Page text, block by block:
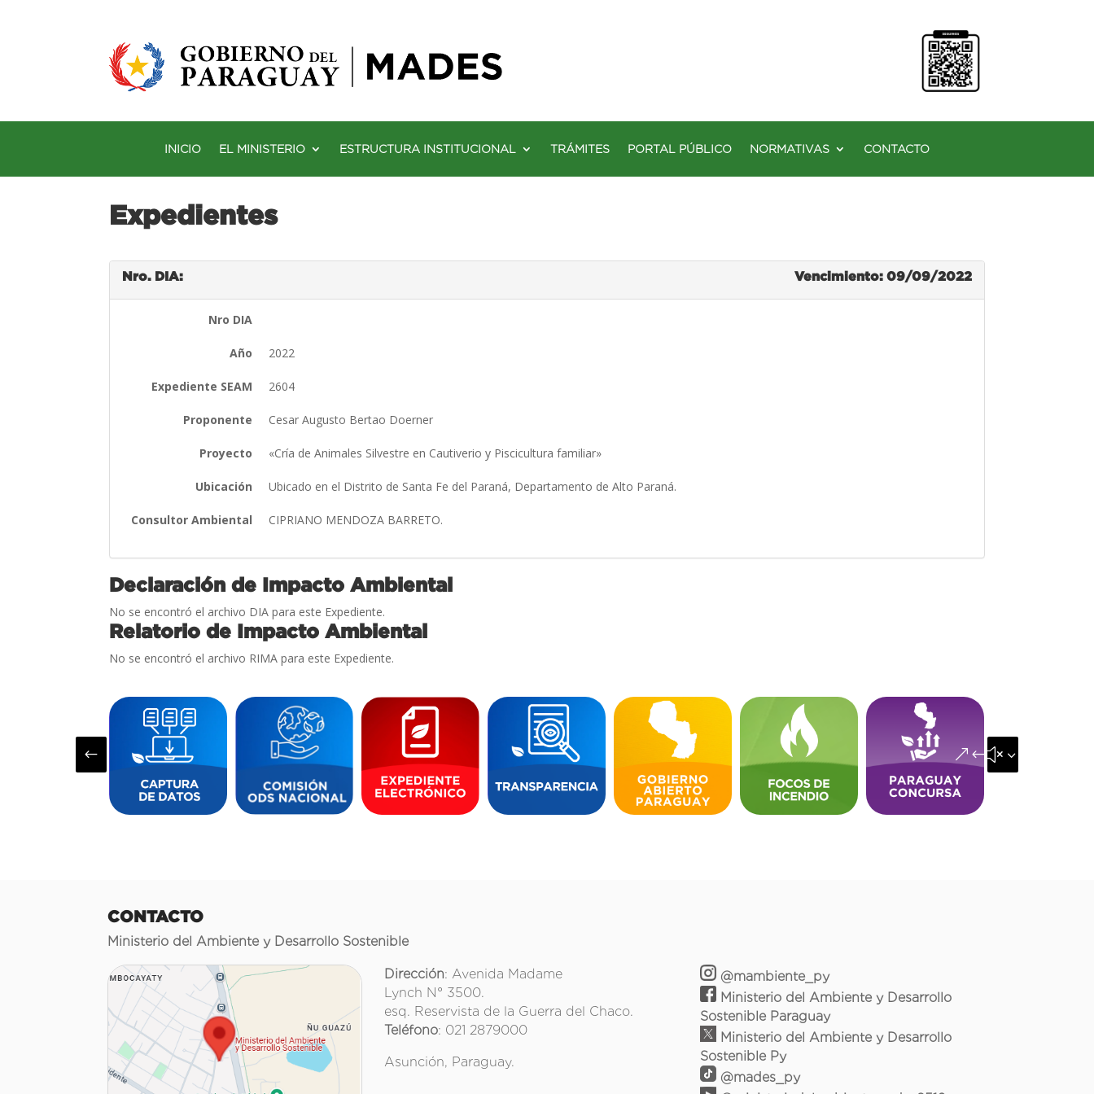
INICIO EL MINISTERIO ESTRUCTURA INSTITUCIONAL TRÁMITES PORTAL PÚBLICO NORMATIVAS CONTACTO
Expedientes
Nro. DIA: Vencimiento: 09/09/2022
Nro DIA
Año 2022
Expediente SEAM 2604
Proponente Cesar Augusto Bertao Doerner
Proyecto «Cría de Animales Silvestre en Cautiverio y Piscicultura familiar»
Ubicación Ubicado en el Distrito de Santa Fe del Paraná, Departamento de Alto Paraná.
Consultor Ambiental CIPRIANO MENDOZA BARRETO.
Declaración de Impacto Ambiental
No se encontró el archivo DIA para este Expediente.
Relatorio de Impacto Ambiental
No se encontró el archivo RIMA para este Expediente.
# &#x35;
CONTACTO
Ministerio del Ambiente y Desarrollo Sostenible
Dirección: Avenida Madame
Lynch N° 3500.
esq. Reservista de la Guerra del Chaco.
Teléfono: 021 2879000
Asunción, Paraguay.
@mambiente_py
Ministerio del Ambiente y Desarrollo
Sostenible Paraguay
Ministerio del Ambiente y Desarrollo
Sostenible Py
@mades_py